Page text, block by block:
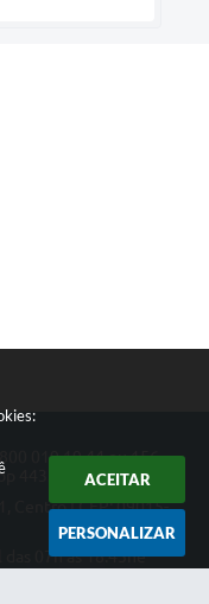
ACEITAR
PERSONALIZAR
019 19 44 ou 156
4433-0123
Centro | CEP: 09015-
07h as 18:45he